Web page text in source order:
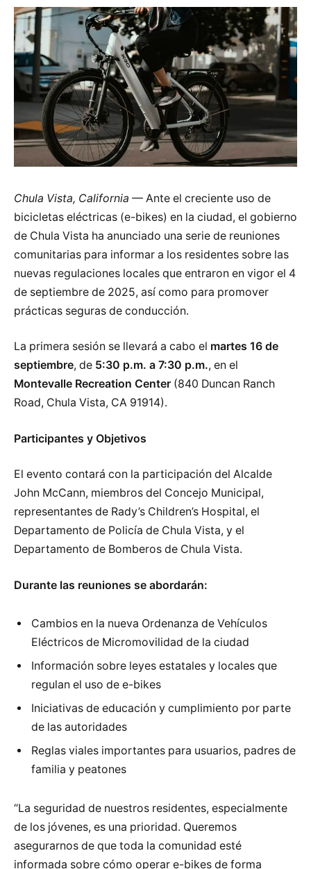
Chula Vista, California — Ante el creciente uso de
bicicletas eléctricas (e-bikes) en la ciudad, el gobierno
de Chula Vista ha anunciado una serie de reuniones
comunitarias para informar a los residentes sobre las
nuevas regulaciones locales que entraron en vigor el 4
de septiembre de 2025, así como para promover
prácticas seguras de conducción.
La primera sesión se llevará a cabo el martes 16 de
septiembre, de 5:30 p.m. a 7:30 p.m., en el
Montevalle Recreation Center (840 Duncan Ranch
Road, Chula Vista, CA 91914).
Participantes y Objetivos
El evento contará con la participación del Alcalde
John McCann, miembros del Concejo Municipal,
representantes de Rady’s Children’s Hospital, el
Departamento de Policía de Chula Vista, y el
Departamento de Bomberos de Chula Vista.
Durante las reuniones se abordarán:
Cambios en la nueva Ordenanza de Vehículos
Eléctricos de Micromovilidad de la ciudad
Información sobre leyes estatales y locales que
regulan el uso de e-bikes
Iniciativas de educación y cumplimiento por parte
de las autoridades
Reglas viales importantes para usuarios, padres de
familia y peatones
“La seguridad de nuestros residentes, especialmente
de los jóvenes, es una prioridad. Queremos
asegurarnos de que toda la comunidad esté
informada sobre cómo operar e-bikes de forma